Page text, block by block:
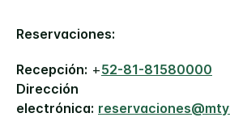
Reservaciones:
Recepción: +52-81-81580000
Dirección
electrónica: